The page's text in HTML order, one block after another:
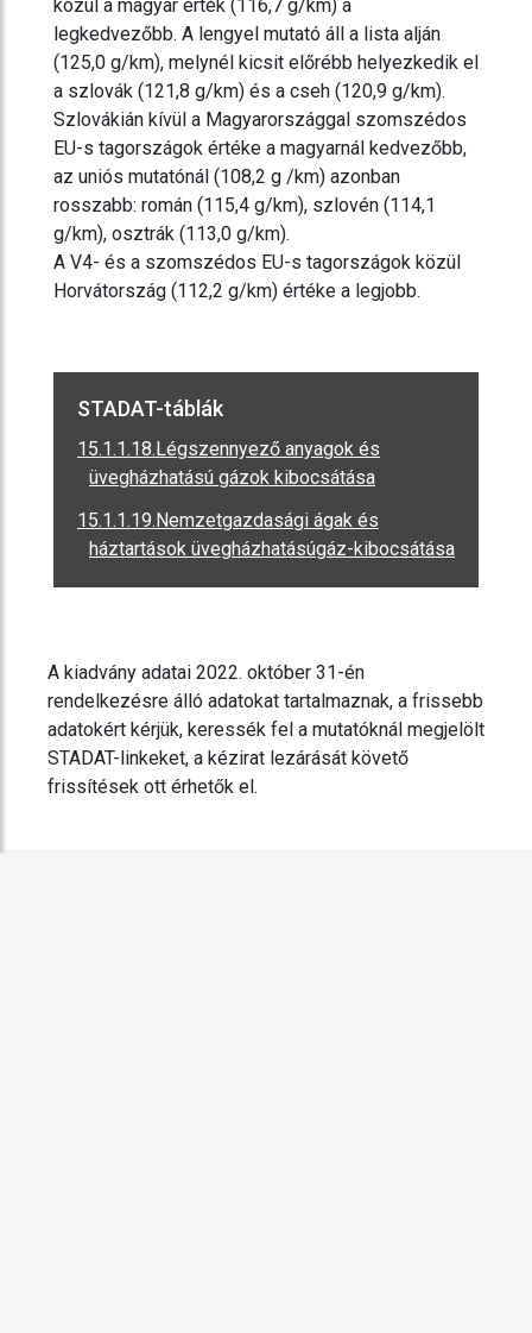
közül a magyar érték (116,7 g/km) a
legkedvezőbb. A lengyel mutató áll a lista alján
(125,0 g/km), melynél kicsit előrébb helyezkedik el
a szlovák (121,8 g/km) és a cseh (120,9 g/km).
Szlovákián kívül a Magyarországgal szomszédos
EU-s tagországok értéke a magyarnál kedvezőbb,
az uniós mutatónál (108,2 g /km) azonban
rosszabb: román (115,4 g/km), szlovén (114,1
g/km), osztrák (113,0 g/km).
A V4- és a szomszédos EU-s tagországok közül
Horvátország (112,2 g/km) értéke a legjobb.
STADAT-táblák
15.1.1.18.Légszennyező anyagok és
üvegházhatású gázok kibocsátása
15.1.1.19.Nemzetgazdasági ágak és
háztartások üvegházhatásúgáz-kibocsátása
A kiadvány adatai 2022. október 31-én
rendelkezésre álló adatokat tartalmaznak, a frissebb
adatokért kérjük, keressék fel a mutatóknál megjelölt
STADAT-linkeket, a kézirat lezárását követő
frissítések ott érhetők el.